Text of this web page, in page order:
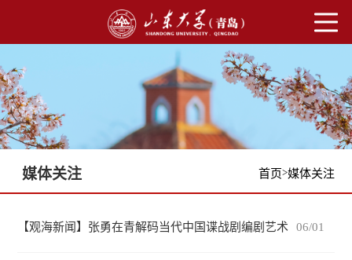
媒体关注 首页>媒体关注
【观海新闻】张勇在青解码当代中国谍战剧编剧艺术 06/01